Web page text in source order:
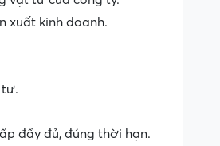
xuất kinh doanh.
tư.
đầy đủ, đúng thời hạn.